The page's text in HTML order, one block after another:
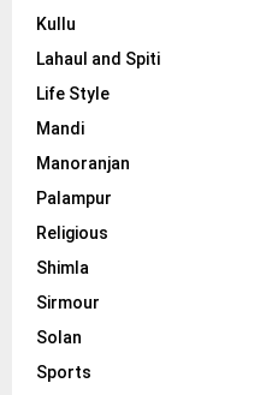
Kullu
Lahaul and Spiti
Life Style
Mandi
Manoranjan
Palampur
Religious
Shimla
Sirmour
Solan
Sports